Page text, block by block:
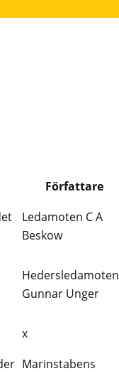
Författare
Ledamoten C A
Beskow
Hedersledamoten
Gunnar Unger
x
Marinstabens